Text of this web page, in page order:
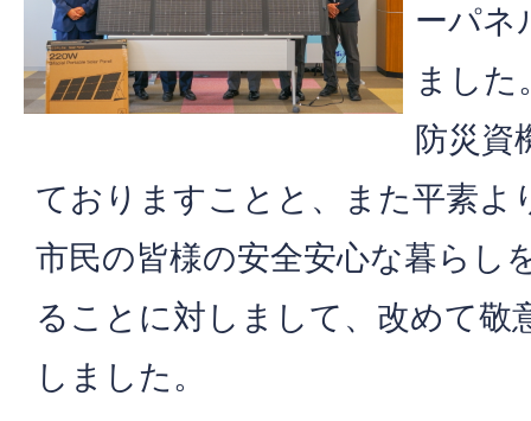
ーパネ
ました
防災資
ておりますことと、また平素よ
市民の皆様の安全安心な暮らし
ることに対しまして、改めて敬
しました。